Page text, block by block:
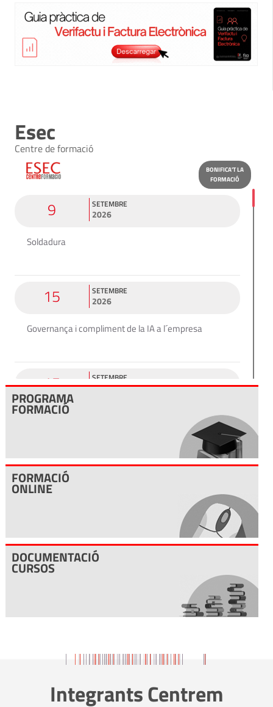
Esec
Centre de formació
BONIFICA'T LA
FORMACIÓ
9 SETEMBRE
2026
Soldadura
15 SETEMBRE
2026
Governança i compliment de la IA a l´empresa
15 SETEMBRE
2026
The B2 Reality Check
17 SETEMBRE
18 SETEMBRE
2026
Programa de desenvolupament i gestió empresarial-
PROGRAMA
FORMACIÓ
FORMACIÓ
ONLINE
DOCUMENTACIÓ
CURSOS
Integrants Centrem